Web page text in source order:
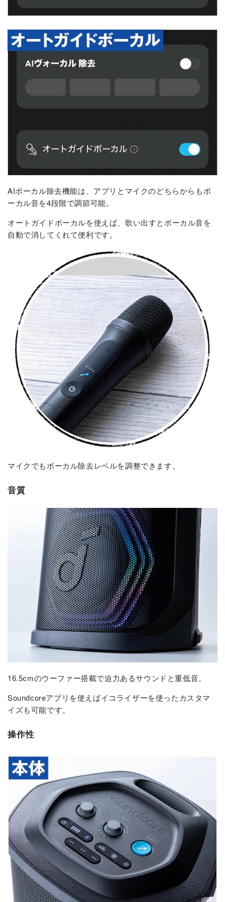
AIボーカル除去機能は、アプリとマイクのどちらからもボ
ーカル音を4段階で調節可能。
オートガイドボーカルを使えば、歌い出すとボーカル音を
自動で消してくれて便利です。
マイクでもボーカル除去レベルを調整できます。
音質
16.5cmのウーファー搭載で迫力あるサウンドと重低音。
Soundcoreアプリを使えばイコライザーを使ったカスタマ
イズも可能です。
操作性